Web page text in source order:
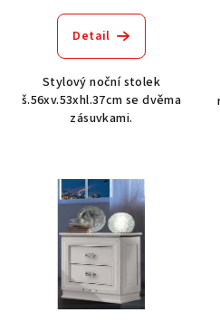
Detail
Stylový noční stolek
š.56xv.53xhl.37cm se dvěma
zásuvkami.